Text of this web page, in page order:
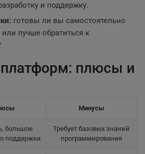
и поддержку.
готовы ли вы самостоятельно
лучше обратиться к
плюсы и
Минусы
большое
поддержки
Требует базовых знаний
программирования